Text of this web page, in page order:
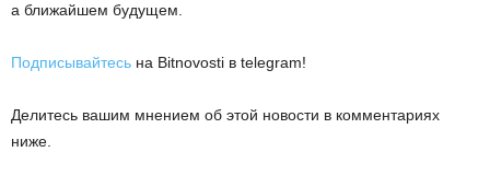
а ближайшем будущем.
Подписывайтесь на Bitnovosti в telegram!
Делитесь вашим мнением об этой новости в комментариях
ниже.